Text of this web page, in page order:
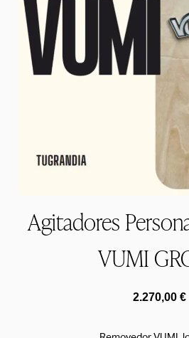
Agitadores
VUMI
2.270,00 €